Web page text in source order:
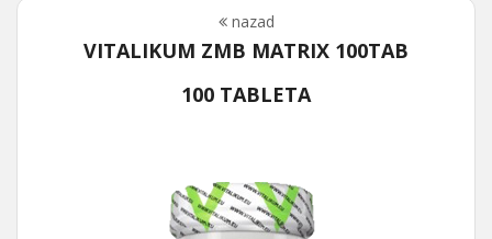
nazad
VITALIKUM ZMB MATRIX 100TAB
100 TABLETA